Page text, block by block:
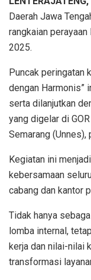
Daerah Jawa
rangkaian perayaan
2025.
Puncak peringatan
dengan Harmonis”
serta dilanjutkan
yang digelar di
Semarang
Kegiatan ini
kebersamaan
cabang dan kantor
Tidak hanya
lomba internal,
kerja dan nilai-nilai
transformasi